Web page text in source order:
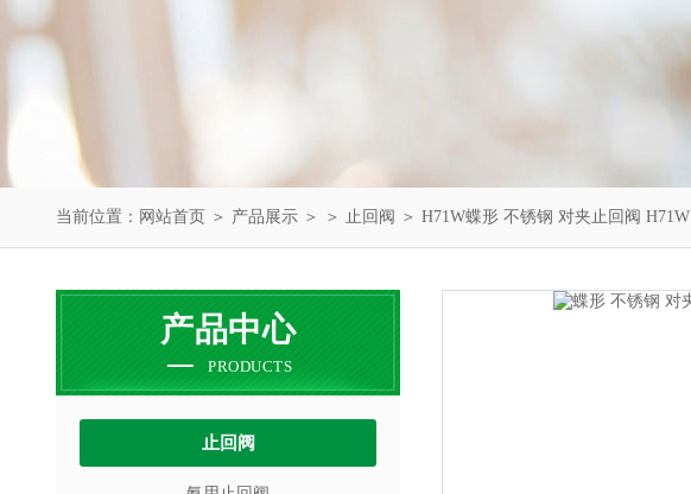
当前位置： 网站首页 ＞ 产品展示 ＞ ＞ 止回阀 ＞ H71W蝶形 不锈钢 对夹止回阀 H71W
产品中心
PRODUCTS
止回阀